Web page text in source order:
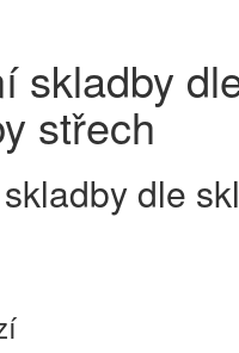
skladby
střech
dle